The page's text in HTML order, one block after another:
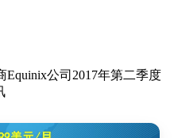
Equinix公司2017年第二季度